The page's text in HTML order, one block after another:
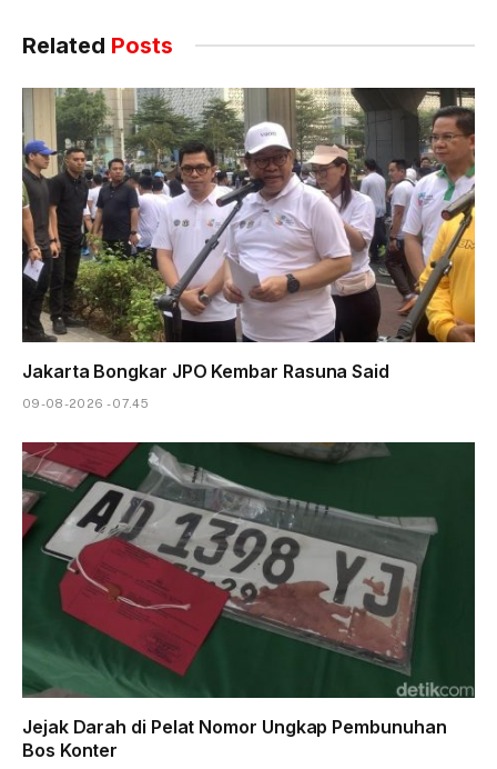
Related Posts
Jakarta Bongkar JPO Kembar Rasuna Said
09-08-2026 - 07.45
Jejak Darah di Pelat Nomor Ungkap Pembunuhan
Bos Konter